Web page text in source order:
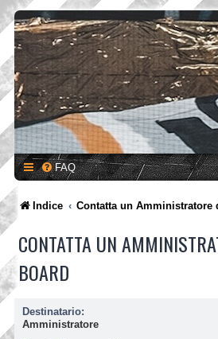
FAQ
Indice Contatta un Amministratore
CONTATTA UN
BOARD
Destinatario:
Amministratore